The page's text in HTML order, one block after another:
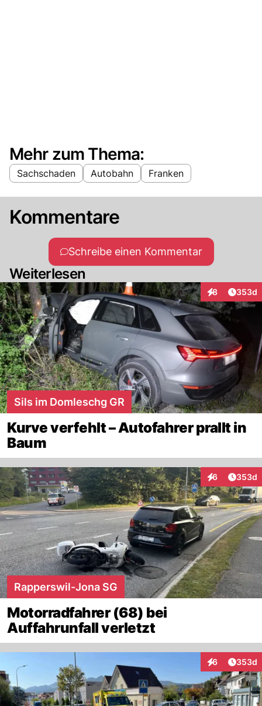
Mehr zum Thema:
Sachschaden Autobahn Franken
Kommentare
Schreibe einen Kommentar
Weiterlesen
8
Interaktionen
353d
Sils im Domleschg GR
Kurve verfehlt – Autofahrer prallt in
Baum
6
Interaktionen
353d
Rapperswil-Jona SG
Motorradfahrer (68) bei
Auffahrunfall verletzt
6
Interaktionen
353d